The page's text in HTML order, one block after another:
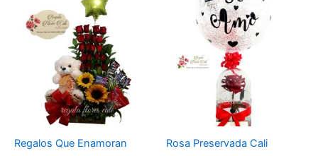
Regalos Que Enamoran Rosa Preservada Cali